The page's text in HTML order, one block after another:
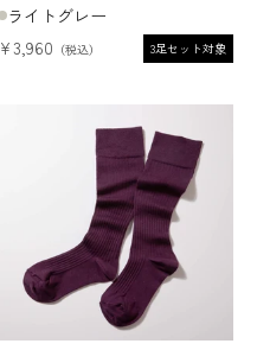
ライトグレー
セール価格
¥3,960 3足セット対象